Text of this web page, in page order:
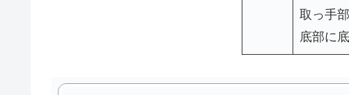
取っ手
底部に